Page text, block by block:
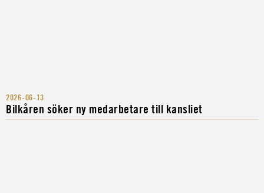
2026-06-13
Bilkåren söker ny medarbetare till kansliet